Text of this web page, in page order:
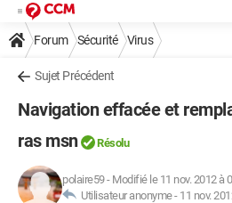
Forum Sécurité Virus
Sujet Précédent
Navigation effacée et
ras msn
Résolu
polaire59- Modifié le 11 nov. 2012 à
Utilisateur anonyme - 11 nov.